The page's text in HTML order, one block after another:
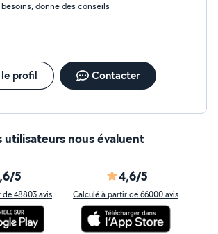
complètes, montage vidéo. · PRINT :
etc. · CALLIGRAPHIE : Carte de
mariage, faire-part, cadeau. · RÉSEAUX
Lightroom · DaVinci Resolve, Capcut
donne des conseils
profil Contacter
utilisateurs nous évaluent
5
48803 avis
4,6/5
Calculé à partir de 66000 avis